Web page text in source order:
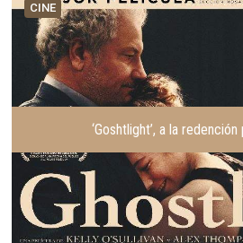
CINE
‘Goshtlight’, a la